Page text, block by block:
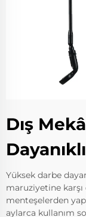
Dış
Yüksek darbe
maruziyetine
menteşelerden
aylarca kullanım